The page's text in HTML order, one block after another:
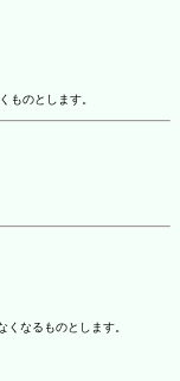
ものとします。
なるものとします。